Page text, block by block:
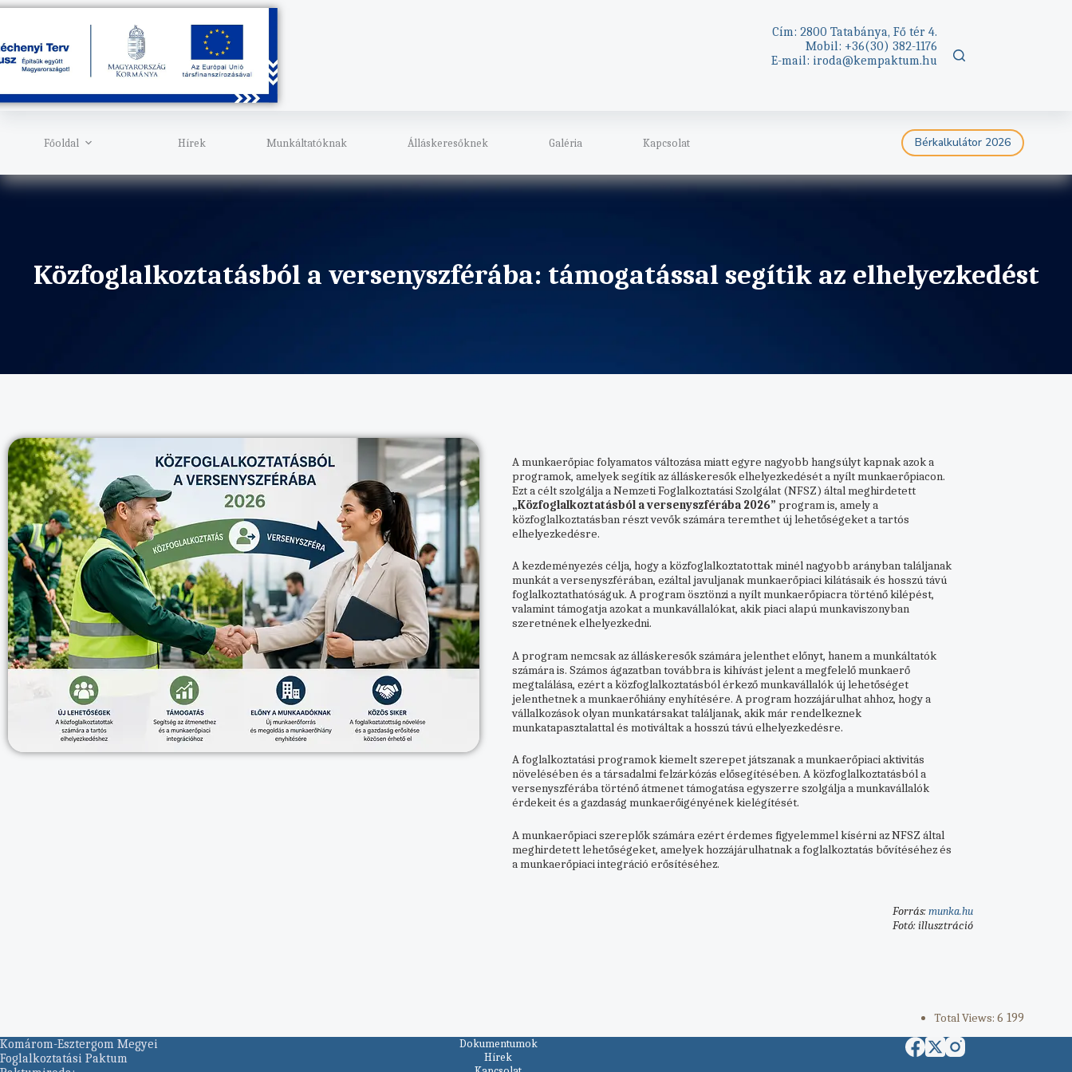
Cím: 2800 Tatabánya, Fő tér 4.
Mobil: +36(30) 382-1176
E-mail: iroda@kempaktum.hu
Főoldal Hírek Munkáltatóknak Álláskeresőknek Galéria Kapcsolat Bérkalkulátor 2026
Közfoglalkoztatásból a versenyszférába: támogatással segítik az elhelyezkedést
A munkaerőpiac folyamatos változása miatt egyre nagyobb hangsúlyt kapnak azok a
programok, amelyek segítik az álláskeresők elhelyezkedését a nyílt munkaerőpiacon.
Ezt a célt szolgálja a Nemzeti Foglalkoztatási Szolgálat (NFSZ) által meghirdetett
„Közfoglalkoztatásból a versenyszférába 2026” program is, amely a
közfoglalkoztatásban részt vevők számára teremthet új lehetőségeket a tartós
elhelyezkedésre.
A kezdeményezés célja, hogy a közfoglalkoztatottak minél nagyobb arányban találjanak
munkát a versenyszférában, ezáltal javuljanak munkaerőpiaci kilátásaik és hosszú távú
foglalkoztathatóságuk. A program ösztönzi a nyílt munkaerőpiacra történő kilépést,
valamint támogatja azokat a munkavállalókat, akik piaci alapú munkaviszonyban
szeretnének elhelyezkedni.
A program nemcsak az álláskeresők számára jelenthet előnyt, hanem a munkáltatók
számára is. Számos ágazatban továbbra is kihívást jelent a megfelelő munkaerő
megtalálása, ezért a közfoglalkoztatásból érkező munkavállalók új lehetőséget
jelenthetnek a munkaerőhiány enyhítésére. A program hozzájárulhat ahhoz, hogy a
vállalkozások olyan munkatársakat találjanak, akik már rendelkeznek
munkatapasztalattal és motiváltak a hosszú távú elhelyezkedésre.
A foglalkoztatási programok kiemelt szerepet játszanak a munkaerőpiaci aktivitás
növelésében és a társadalmi felzárkózás elősegítésében. A közfoglalkoztatásból a
versenyszférába történő átmenet támogatása egyszerre szolgálja a munkavállalók
érdekeit és a gazdaság munkaerőigényének kielégítését.
A munkaerőpiaci szereplők számára ezért érdemes figyelemmel kísérni az NFSZ által
meghirdetett lehetőségeket, amelyek hozzájárulhatnak a foglalkoztatás bővítéséhez és
a munkaerőpiaci integráció erősítéséhez.
Forrás:munka.hu
Fotó: illusztráció
Total Views: 6 199
Komárom-Esztergom Megyei
Foglalkoztatási Paktum
Dokumentumok
Hírek